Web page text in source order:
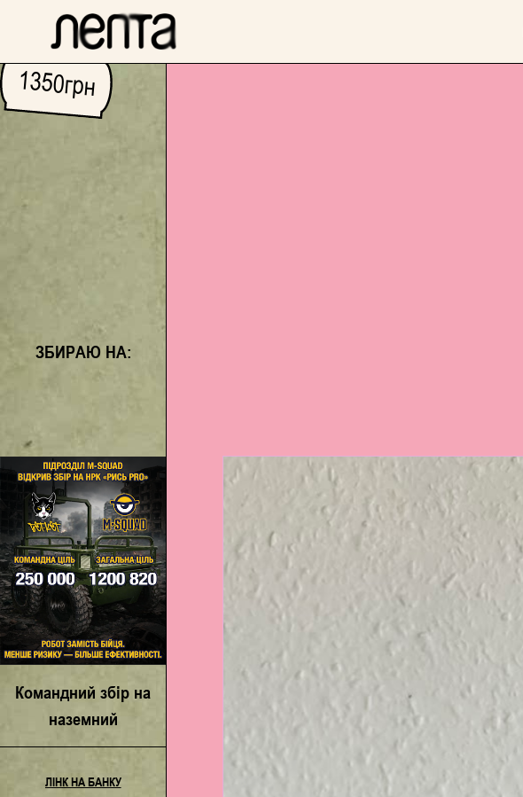
1350грн
ЗБИРАЮ НА:
Командний збір на
наземний
роботизований
комплекс «Рись Pro»
ЛІНК НА БАНКУ